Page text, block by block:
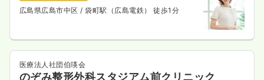
広島県広島市中区 / 袋町駅（広島電鉄） 徒歩1分
医療法人社団伯瑛会
のぞみ整形外科スタジアム前クリニック